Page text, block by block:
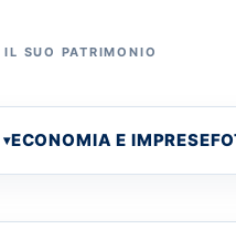
SUO PATRIMONIO
ECONOMIA E IMPRESE